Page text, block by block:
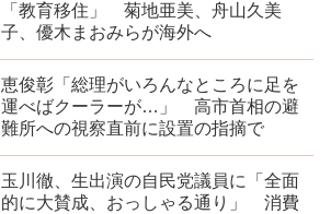
「教育移住」 菊地亜美、舟山久美
子、優木まおみらが海外へ
恵俊彰「総理がいろんなところに足を
運べばクーラーが…」 高市首相の避
難所への視察直前に設置の指摘で
玉川徹、生出演の自民党議員に「全面
的に大賛成、おっしゃる通り」 消費